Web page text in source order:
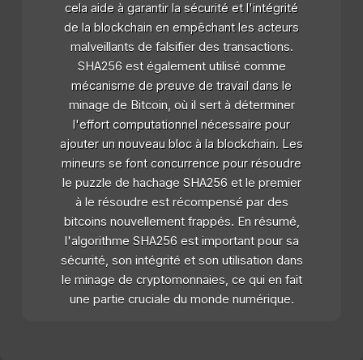
cela aide à garantir la sécurité et l'intégrité
de la blockchain en empêchant les acteurs
malveillants de falsifier des transactions.
SHA256 est également utilisé comme
mécanisme de preuve de travail dans le
minage de Bitcoin, où il sert à déterminer
l'effort computationnel nécessaire pour
ajouter un nouveau bloc à la blockchain. Les
mineurs se font concurrence pour résoudre
le puzzle de hachage SHA256 et le premier
à le résoudre est récompensé par des
bitcoins nouvellement frappés. En résumé,
l'algorithme SHA256 est important pour sa
sécurité, son intégrité et son utilisation dans
le minage de cryptomonnaies, ce qui en fait
une partie cruciale du monde numérique.